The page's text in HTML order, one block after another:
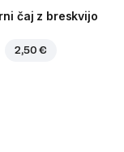
čaj z breskvijo
2,50 €